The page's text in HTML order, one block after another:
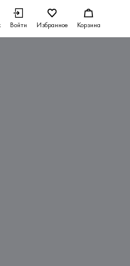
Войти Избранное Корзина